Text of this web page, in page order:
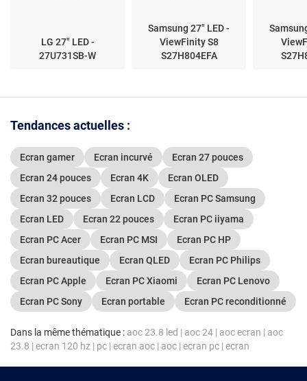
LG 27" LED -
27U731SB-W
Samsung 27" LED -
ViewFinity S8
S27H804EFA
Tendances actuelles :
Ecran gamer Ecran incurvé
Ecran 27 pouces
Ecran 24 pouces
Ecran 4K
Ecran OLED
Ecran 32 pouces
Ecran LCD
Ecran PC Samsung
Ecran LED
Ecran 22 pouces
Ecran PC iiyama
Ecran PC Acer
Ecran PC MSI
Ecran PC HP
Ecran bureautique
Ecran QLED
Ecran PC Philips
Ecran PC Apple
Ecran PC Xiaomi
Ecran PC Lenovo
Ecran PC Sony
Ecran portable Ecran PC reconditionné
Dans la même thématique : aoc 23.8 led | aoc 24 | aoc ecran | aoc
23.8 | ecran 120 hz | pc | ecran aoc | aoc | ecran pc | ecran